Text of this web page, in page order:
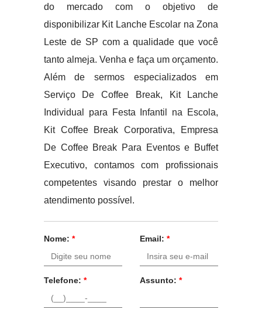
do mercado com o objetivo de
disponibilizar Kit Lanche Escolar na Zona
Leste de SP com a qualidade que você
tanto almeja. Venha e faça um orçamento.
Além de sermos especializados em
Serviço De Coffee Break, Kit Lanche
Individual para Festa Infantil na Escola,
Kit Coffee Break Corporativa, Empresa
De Coffee Break Para Eventos e Buffet
Executivo, contamos com profissionais
competentes visando prestar o melhor
atendimento possível.
Nome: * Email: *
Telefone: * Assunto: *